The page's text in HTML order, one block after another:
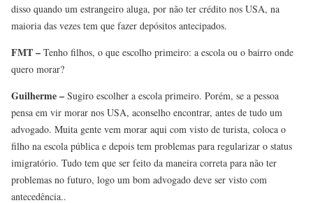
disso quando um estrangeiro aluga, por não ter crédito nos USA, na
maioria das vezes tem que fazer depósitos antecipados.
FMT – Tenho filhos, o que escolho primeiro: a escola ou o bairro onde
quero morar?
Guilherme – Sugiro escolher a escola primeiro. Porém, se a pessoa
pensa em vir morar nos USA, aconselho encontrar, antes de tudo um
advogado. Muita gente vem morar aqui com visto de turista, coloca o
filho na escola pública e depois tem problemas para regularizar o status
imigratório. Tudo tem que ser feito da maneira correta para não ter
problemas no futuro, logo um bom advogado deve ser visto com
antecedência..